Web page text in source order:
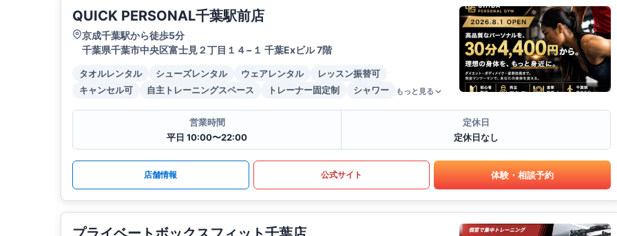
QUICK PERSONAL千葉駅前店
京成千葉駅から徒歩5分
千葉県千葉市中央区富士見２丁目１４−１ 千葉Exビル 7階
タオルレンタル シューズレンタル ウェアレンタル
レッスン振替可
キャンセル可
自主トレーニングスペース トレーナー固定制 シャワー もっと見る
営業時間
平日 10:00〜22:00
定休日
定休日なし
店舗情報 公式サイト 体験・相談予約